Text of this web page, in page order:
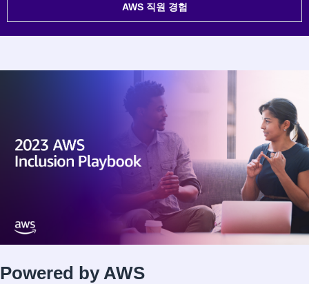
AWS 직원 경험
Powered by AWS